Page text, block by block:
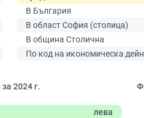
В България
В област София (столица)
В община Столична
По код на икономическа
2024 г.
лева